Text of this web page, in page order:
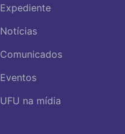
Expediente
Notícias
Comunicados
Eventos
UFU na mídia